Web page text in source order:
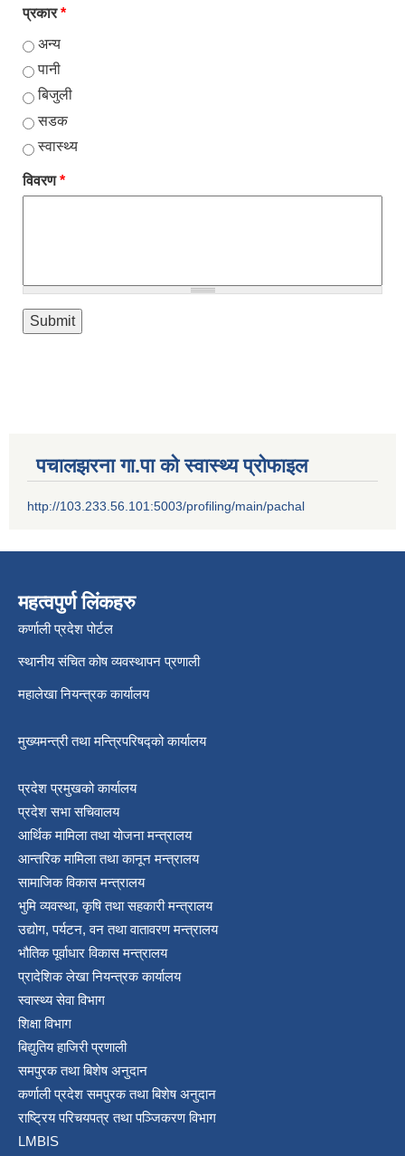
प्रकार*
अन्य
पानी
बिजुली
सडक
स्वास्थ्य
विवरण*
पचालझरना गा.पा को स्वास्थ्य प्रोफाइल
http://103.233.56.101:5003/profiling/main/pachal
महत्वपुर्ण लिंकहरु
कर्णाली प्रदेश पोर्टल
स्थानीय संचित कोष व्यवस्थापन प्रणाली
महालेखा नियन्त्रक कार्यालय
मुख्यमन्त्री तथा मन्त्रिपरिषद्को कार्यालय
प्रदेश प्रमुखको कार्यालय
प्रदेश सभा सचिवालय
आर्थिक मामिला तथा योजना मन्त्रालय
आन्तरिक मामिला तथा कानून मन्त्रालय
सामाजिक विकास मन्त्रालय
भुमि व्यवस्था, कृषि तथा सहकारी मन्त्रालय
उद्योग, पर्यटन, वन तथा वातावरण मन्त्रालय
भौतिक पूर्वाधार विकास मन्त्रालय
प्रादेशिक लेखा नियन्त्रक कार्यालय
स्वास्थ्य सेवा विभाग
शिक्षा विभाग
बिद्युतिय हाजिरी प्रणाली
समपुरक तथा बिशेष अनुदान
कर्णाली प्रदेश समपुरक तथा बिशेष अनुदान
राष्ट्रिय परिचयपत्र तथा पञ्जिकरण विभाग
LMBIS